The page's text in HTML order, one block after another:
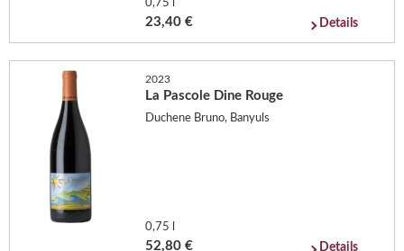
0,75 l
23,40 € Details
2023
La Pascole Dine Rouge
Duchene Bruno, Banyuls
0,75 l
52,80 € Details